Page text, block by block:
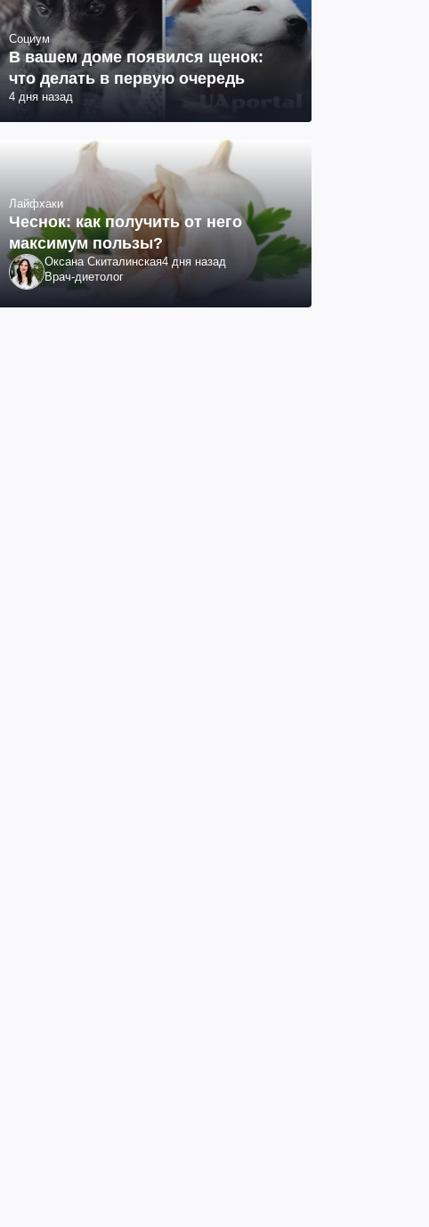
Социум
В вашем доме появился щенок:
что делать в первую очередь
4 дня назад
Лайфхаки
Чеснок: как получить от него
максимум пользы?
Оксана Скиталинская4 дня назад
Врач-диетолог